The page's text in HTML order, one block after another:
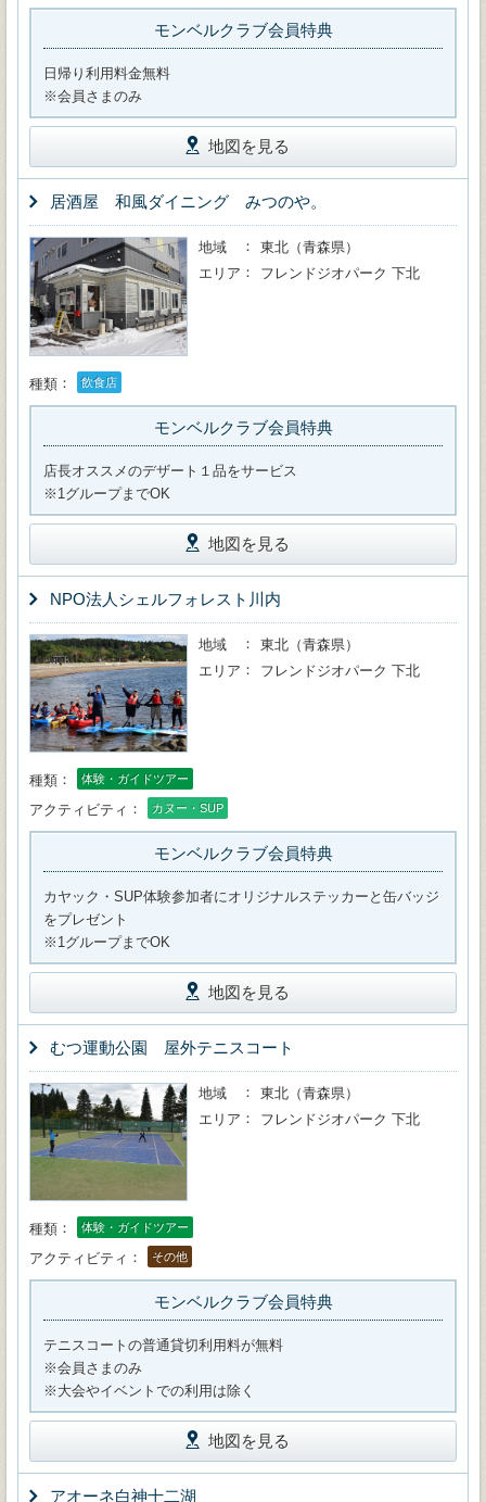
モンベルクラブ会員特典
日帰り利用料金無料
※会員さまのみ
地図を見る
居酒屋 和風ダイニング みつのや。
地域
東北（青森県）
エリア
フレンドジオパーク 下北
種類 飲食店
モンベルクラブ会員特典
店長オススメのデザート１品をサービス
※1グループまでOK
地図を見る
NPO法人シェルフォレスト川内
地域
東北（青森県）
エリア
フレンドジオパーク 下北
種類 体験・ガイドツアー
アクティビティ カヌー・SUP
モンベルクラブ会員特典
カヤック・SUP体験参加者にオリジナルステッカーと缶バッジ
をプレゼント
※1グループまでOK
地図を見る
むつ運動公園 屋外テニスコート
地域
東北（青森県）
エリア
フレンドジオパーク 下北
種類 体験・ガイドツアー
アクティビティ その他
モンベルクラブ会員特典
テニスコートの普通貸切利用料が無料
※会員さまのみ
※大会やイベントでの利用は除く
地図を見る
アオーネ白神十二湖